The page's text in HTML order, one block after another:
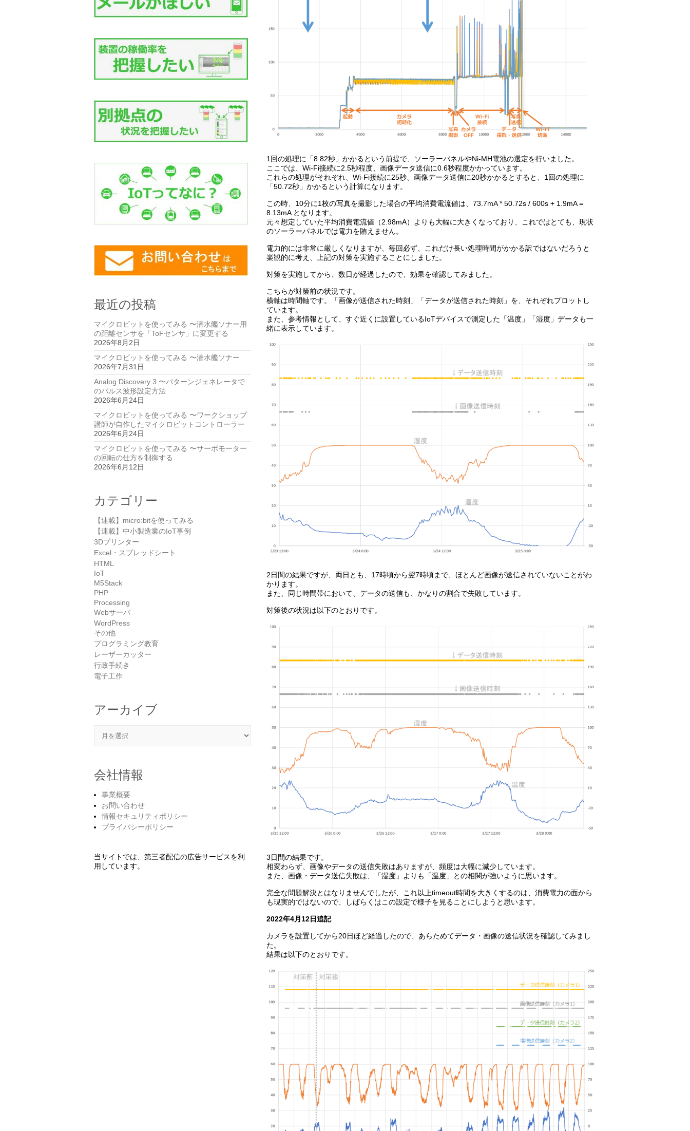
1回の処理に「8.82秒」かかるという前提で、ソーラーパネルやNi-MH電池の選定を行いました。
ここでは、Wi-Fi接続に2.5秒程度、画像データ送信に0.6秒程度かかっています。
これらの処理がそれぞれ、Wi-Fi接続に25秒、画像データ送信に20秒かかるとすると、1回の処理に
「50.72秒」かかるという計算になります。
この時、10分に1枚の写真を撮影した場合の平均消費電流値は、73.7mA * 50.72s / 600s + 1.9mA =
8.13mA となります。
元々想定していた平均消費電流値（2.98mA）よりも大幅に大きくなっており、これではとても、現状
のソーラーパネルでは電力を賄えません。
電力的には非常に厳しくなりますが、毎回必ず、これだけ長い処理時間がかかる訳ではないだろうと
楽観的に考え、上記の対策を実施することにしました。
対策を実施してから、数日が経過したので、効果を確認してみました。
こちらが対策前の状況です。
横軸は時間軸です。「画像が送信された時刻」「データが送信された時刻」を、それぞれプロットし
ています。
また、参考情報として、すぐ近くに設置しているIoTデバイスで測定した「温度」「湿度」データも一
緒に表示しています。
2日間の結果ですが、両日とも、17時頃から翌7時頃まで、ほとんど画像が送信されていないことがわ
かります。
また、同じ時間帯において、データの送信も、かなりの割合で失敗しています。
対策後の状況は以下のとおりです。
3日間の結果です。
相変わらず、画像やデータの送信失敗はありますが、頻度は大幅に減少しています。
また、画像・データ送信失敗は、「湿度」よりも「温度」との相関が強いように思います。
完全な問題解決とはなりませんでしたが、これ以上timeout時間を大きくするのは、消費電力の面から
も現実的ではないので、しばらくはこの設定で様子を見ることにしようと思います。
2022年4月12日追記
カメラを設置してから20日ほど経過したので、あらためてデータ・画像の送信状況を確認してみまし
た。
結果は以下のとおりです。
最近の投稿
マイクロビットを使ってみる 〜潜水艦ソナー用
の距離センサを「ToFセンサ」に変更する
2026年8月2日
マイクロビットを使ってみる 〜潜水艦ソナー
2026年7月31日
Analog Discovery 3 〜パターンジェネレータで
のパルス波形設定方法
2026年6月24日
マイクロビットを使ってみる 〜ワークショップ
講師が自作したマイクロビットコントローラー
2026年6月24日
マイクロビットを使ってみる 〜サーボモーター
の回転の仕方を制御する
2026年6月12日
カテゴリー
【連載】micro:bitを使ってみる
【連載】中小製造業のIoT事例
3Dプリンター
Excel・スプレッドシート
HTML
IoT
M5Stack
PHP
Processing
Webサーバ
WordPress
その他
プログラミング教育
レーザーカッター
行政手続き
電子工作
アーカイブ
会社情報
事業概要
お問い合わせ
情報セキュリティポリシー
プライバシーポリシー
当サイトでは、第三者配信の広告サービスを利
用しています。